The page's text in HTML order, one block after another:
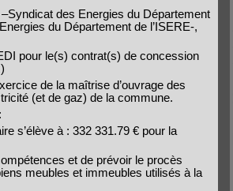
des Energies du Département
du Département de l’ISERE-,
pour le(s) contrat(s) de concession
de la maîtrise d’ouvrage des
(et de gaz) de la commune.
s’élève à : 332 331.79 € pour la
et de prévoir le procès
meubles et immeubles utilisés à la